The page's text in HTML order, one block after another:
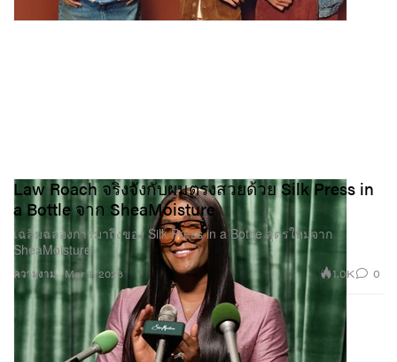
ความงาม
Law Roach จริงจังกับผมตรงสวยด้วย Silk Press in
a Bottle จาก SheaMoisture
เฉลิมฉลองการมาถึงของ Silk Press in a Bottle สูตรใหม่จาก
SheaMoisture
Mar 9, 2026 1.0K 0